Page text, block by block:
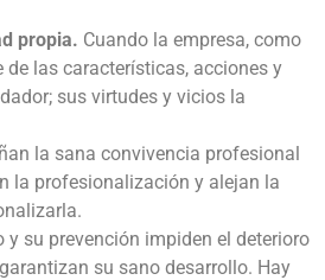
propia. Cuando la empresa, como
de las características, acciones y
sus virtudes y vicios la
la sana convivencia profesional
la profesionalización y alejan la
su prevención impiden el deterioro
su sano desarrollo. Hay